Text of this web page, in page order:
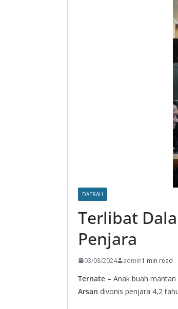
DAERAH
Terlibat
Penjara
03/08/2024 admin1 min read
Ternate – Anak buah
Arsan divonis penjara 4,2